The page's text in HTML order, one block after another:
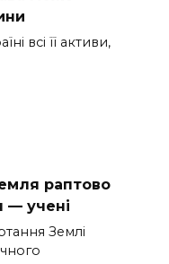
всі її активи,
раптово
— учені
Землі